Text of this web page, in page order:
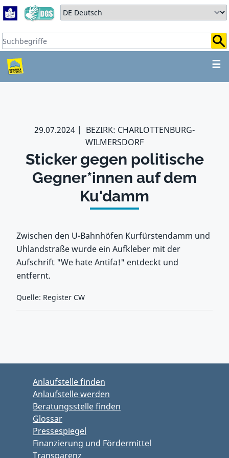
Zum Hauptbereich springen
Zum Hauptmenü springen
Sprache auswählen:
Suchbegriffe:
☰
ZUM HAUPTBEREICH
29.07.2024
BEZIRK: CHARLOTTENBURG-
WILMERSDORF
Sticker gegen politische
Gegner*innen auf dem
Ku'damm
Zwischen den U-Bahnhöfen Kurfürstendamm und
Uhlandstraße wurde ein Aufkleber mit der
Aufschrift "We hate Antifa!" entdeckt und
entfernt.
Quelle: Register CW
Anlaufstelle finden
Anlaufstelle werden
Beratungsstelle finden
Glossar
Pressespiegel
Finanzierung und Fördermittel
Transparenz